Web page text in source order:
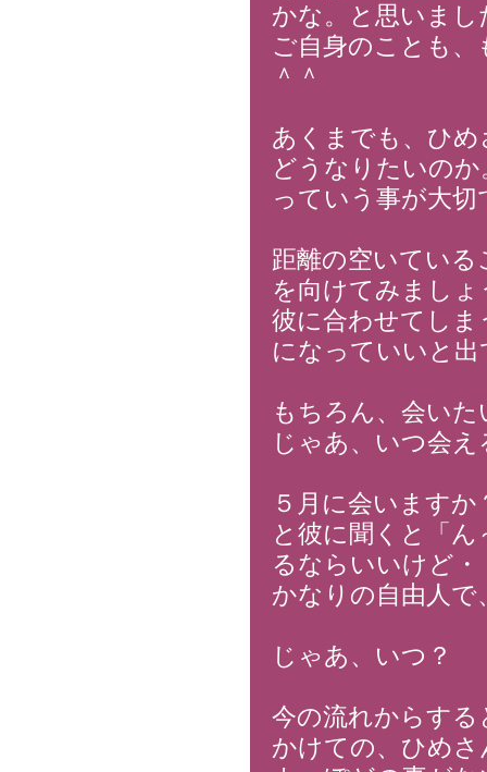
かな。と思いまし
ご自身のことも
＾＾
あくまでも、ひ
どうなりたいのか
っていう事が大切
距離の空いている
を向けてみましょ
彼に合わせてし
になっていいと
もちろん、会い
じゃあ、いつ会
５月に会いますか
と彼に聞くと「
るならいいけど
かなりの自由人で
じゃあ、いつ？
今の流れからする
かけての、ひめ